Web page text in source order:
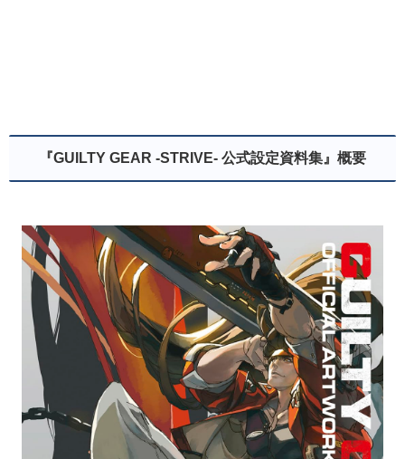
『GUILTY GEAR -STRIVE- 公式設定資料集』概要